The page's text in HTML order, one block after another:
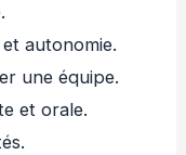
autonomie.
une équipe.
et orale.